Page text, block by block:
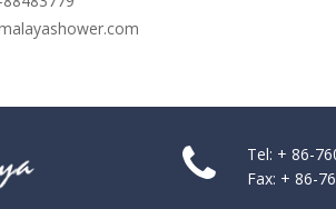
Tel: + 86-
Fax: + 86-